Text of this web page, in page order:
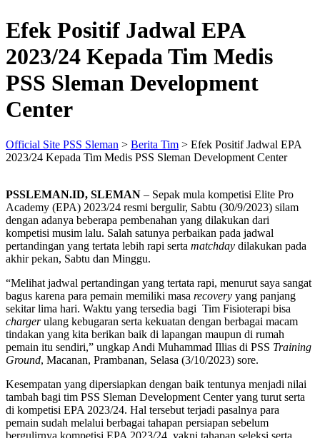
Efek Positif Jadwal EPA
2023/24 Kepada Tim Medis
PSS Sleman Development
Center
Official Site PSS Sleman > Berita Tim > Efek Positif Jadwal EPA
2023/24 Kepada Tim Medis PSS Sleman Development Center
PSSLEMAN.ID, SLEMAN – Sepak mula kompetisi Elite Pro
Academy (EPA) 2023/24 resmi bergulir, Sabtu (30/9/2023) silam
dengan adanya beberapa pembenahan yang dilakukan dari
kompetisi musim lalu. Salah satunya perbaikan pada jadwal
pertandingan yang tertata lebih rapi serta matchday dilakukan pada
akhir pekan, Sabtu dan Minggu.
“Melihat jadwal pertandingan yang tertata rapi, menurut saya sangat
bagus karena para pemain memiliki masa recovery yang panjang
sekitar lima hari. Waktu yang tersedia bagi Tim Fisioterapi bisa
chargerulang kebugaran serta kekuatan dengan berbagai macam
tindakan yang kita berikan baik di lapangan maupun di rumah
pemain itu sendiri,” ungkap Andi Muhammad Illias di PSS Training
Ground, Macanan, Prambanan, Selasa (3/10/2023) sore.
Kesempatan yang dipersiapkan dengan baik tentunya menjadi nilai
tambah bagi tim PSS Sleman Development Center yang turut serta
di kompetisi EPA 2023/24. Hal tersebut terjadi pasalnya para
pemain sudah melalui berbagai tahapan persiapan sebelum
bergulirnya kompetisi EPA 2023/24, yakni tahapan seleksi serta